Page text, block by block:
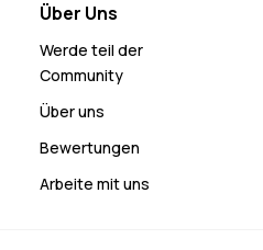
Über Uns
Werde teil der
Community
Über uns
Bewertungen
Arbeite mit uns